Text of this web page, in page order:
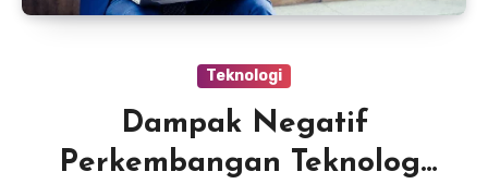
Teknologi
Dampak Negatif
Perkembangan Teknologi